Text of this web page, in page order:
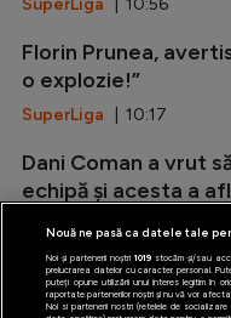
Florin Prunea,
o explozie!”
SuperLiga | 10:17
Dani Coman a vrut
echipă și acesta a
SuperLiga| 09:40
Nouă ne pasă ca datele tale
Noi și partenerii noștri 1019stocăm și/sau
prelucrarea datelor cu caracter personal.
puteți opune utilizării unui interes legitim în
raportate partenerilor noștri și nu vă vor
Noi si partenerii nostri (retelele de